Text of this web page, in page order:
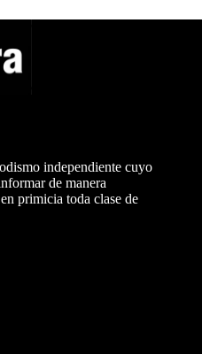
independiente cuyo
de manera
primicia toda clase de